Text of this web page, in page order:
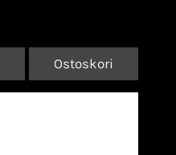
Ostoskori